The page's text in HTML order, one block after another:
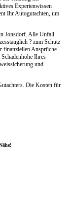
Expertenwissen
Ihr Autogutachten, um
Jonsdorf. Alle Unfall
? zum Schutz
finanziellen Ansprüche.
Ihres
und
Die Kosten für